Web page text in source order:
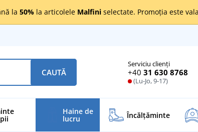
la 50% la articolele Malfini selectate. Promoția este
Serviciu clienți
+40 31 630 8768
(Lu-Jo, 9-17)
CAUTĂ
Haine de
lucru Încălţăminte